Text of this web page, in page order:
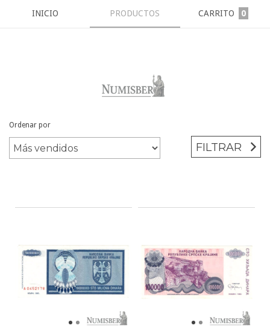
INICIO PRODUCTOS CARRITO 0
Inicio / BILLETES
Ordenar por
FILTRAR